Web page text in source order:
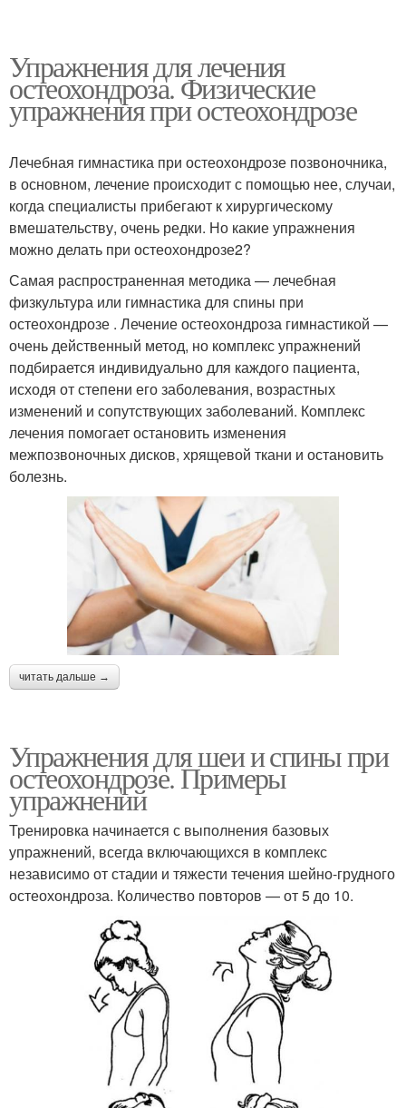
Упражнения для лечения
остеохондроза. Физические
упражнения при остеохондрозе
Лечебная гимнастика при остеохондрозе позвоночника,
в основном, лечение происходит с помощью нее, случаи,
когда специалисты прибегают к хирургическому
вмешательству, очень редки. Но какие упражнения
можно делать при остеохондрозе2?
Самая распространенная методика — лечебная
физкультура или гимнастика для спины при
остеохондрозе . Лечение остеохондроза гимнастикой —
очень действенный метод, но комплекс упражнений
подбирается индивидуально для каждого пациента,
исходя от степени его заболевания, возрастных
изменений и сопутствующих заболеваний. Комплекс
лечения помогает остановить изменения
межпозвоночных дисков, хрящевой ткани и остановить
болезнь.
читать дальше →
Упражнения для шеи и спины при
остеохондрозе. Примеры
упражнений
Тренировка начинается с выполнения базовых
упражнений, всегда включающихся в комплекс
независимо от стадии и тяжести течения шейно-грудного
остеохондроза. Количество повторов — от 5 до 10.